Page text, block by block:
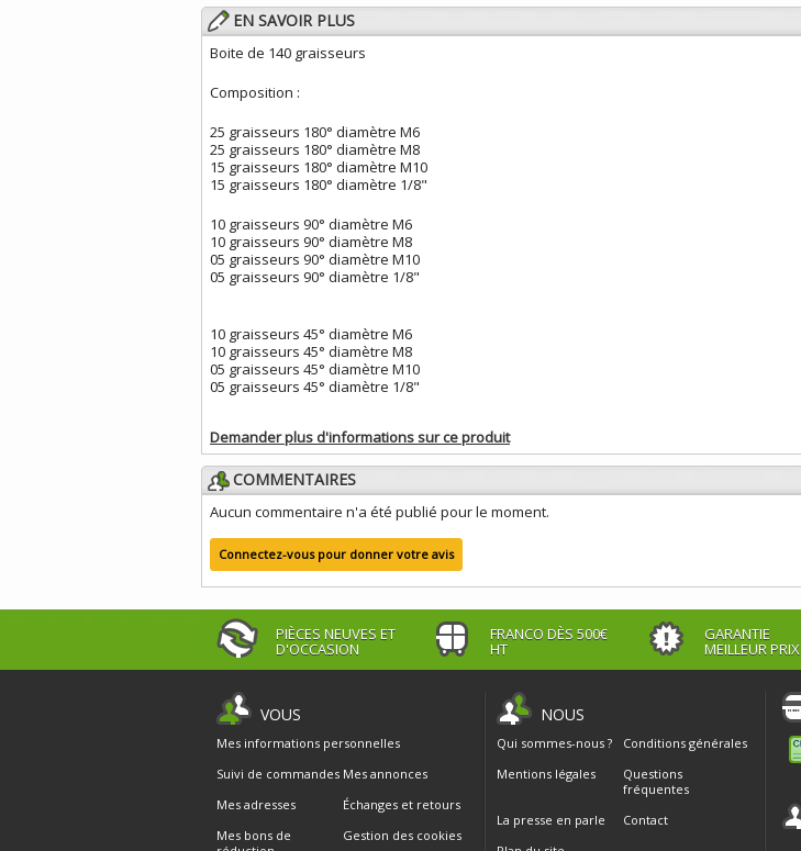
EN SAVOIR PLUS
Boite de 140 graisseurs
Composition :
25 graisseurs 180° diamètre M6
25 graisseurs 180° diamètre M8
15 graisseurs 180° diamètre M10
15 graisseurs 180° diamètre 1/8"
10 graisseurs 90° diamètre M6
10 graisseurs 90° diamètre M8
05 graisseurs 90° diamètre M10
05 graisseurs 90° diamètre 1/8"
10 graisseurs 45° diamètre M6
10 graisseurs 45° diamètre M8
05 graisseurs 45° diamètre M10
05 graisseurs 45° diamètre 1/8"
Demander plus d'informations sur ce produit
COMMENTAIRES
Aucun commentaire n'a été publié pour le moment.
Connectez-vous pour donner votre avis
PIÈCES NEUVES ET
D'OCCASION
FRANCO DÈS 500€
HT
GARANTIE
MEILLEUR PRIX
VOUS
Mes informations personnelles
Suivi de commandes Mes annonces
Mes adresses
Échanges et retours
Mes bons de
Gestion des cookies
NOUS
Qui sommes-nous ?
Conditions générales
Mentions légales
Questions
fréquentes
La presse en parle
Contact